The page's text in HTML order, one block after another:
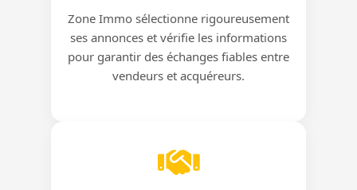
Zone Immo sélectionne rigoureusement
ses annonces et vérifie les informations
pour garantir des échanges fiables entre
vendeurs et acquéreurs.